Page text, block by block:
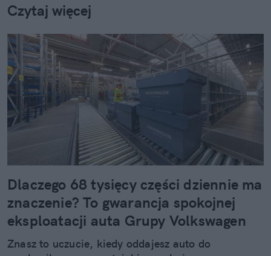
Czytaj więcej
Dlaczego 68 tysięcy części dziennie ma
znaczenie? To gwarancja spokojnej
eksploatacji auta Grupy Volkswagen
Znasz to uczucie, kiedy oddajesz auto do